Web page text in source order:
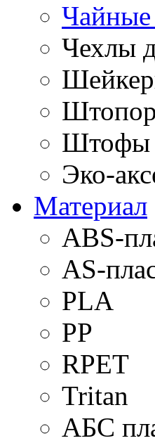
Чехлы
Штофы
Эко-
Материал
ABS-
AS-
PLA
PP
RPET
Tritan
АБС